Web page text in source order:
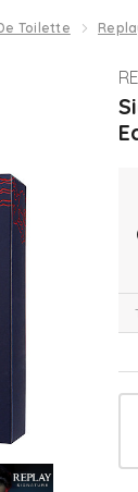
Toilette